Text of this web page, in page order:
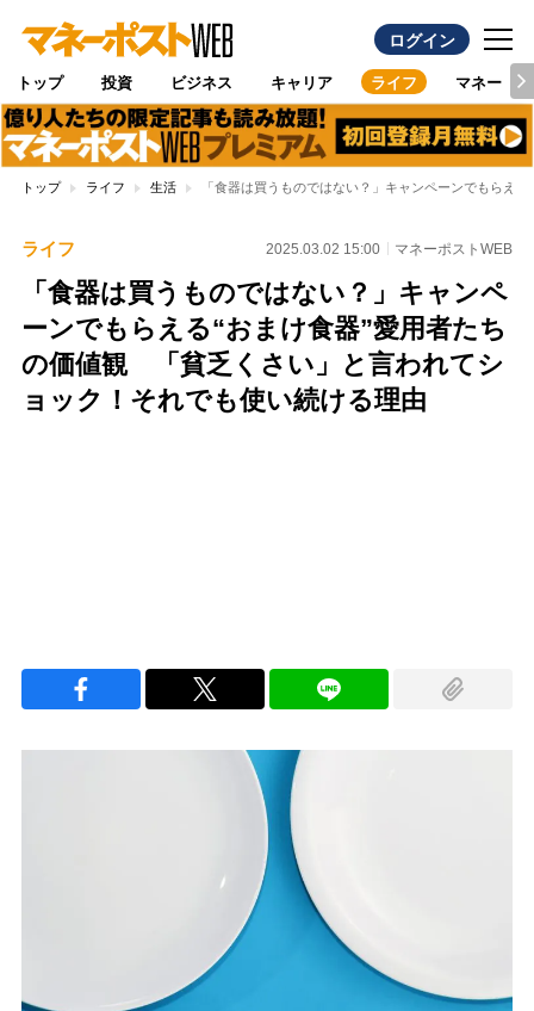
ログイン
トップ 投資 ビジネス キャリア ライフ マネー
トップ ライフ 生活 「食器は買うものではない？」キャンペーンでもらえ
ライフ 2025.03.02 15:00 マネーポストWEB
「食器は買うものではない？」キャンペ
ーンでもらえる“おまけ食器”愛用者たち
の価値観 「貧乏くさい」と言われてシ
ョック！それでも使い続ける理由